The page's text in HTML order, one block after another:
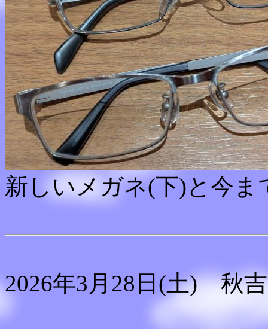
新しいメガネ(下)と今
2026年3月28日(土) 秋